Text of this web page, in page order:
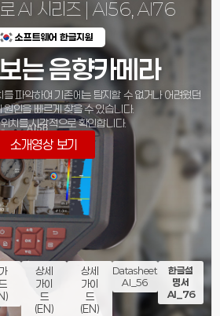
AI 시리즈 | AI56, AI76
소프트웨어 한글지원
는 음향카메라
파악하여 기존에는 탐지할 수 없거나 어려웠던
원인을 빠르게 찾을 수 있습니다.
치를 시각적으로 확인합니다.
소개영상 보기
상세
가이
드
(EN)
상세
가이
드
(EN)
Datasheet
AI_56
한글설
명서
AI_76